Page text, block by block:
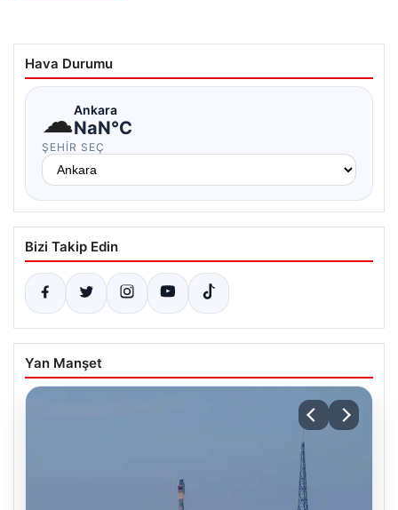
Hava Durumu
☁Ankara
NaN°C
ŞEHIR SEÇ
Bizi Takip Edin
Yan Manşet